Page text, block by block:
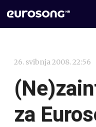
26. svibnja 2008. 22:56
za